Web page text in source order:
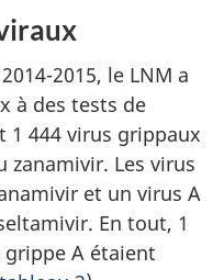
2015, le LNM a
à des tests de
1 444 virus grippaux
zanamivir. Les virus
et un virus A
En tout, 1
grippe A étaient